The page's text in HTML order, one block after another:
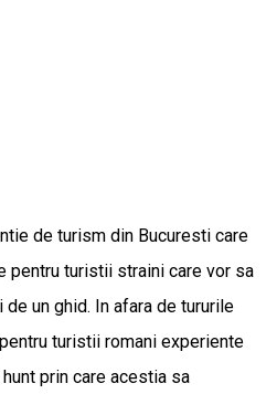
de turism din Bucuresti care
pentru turistii straini care vor sa
un ghid. In afara de tururile
turistii romani experiente
prin care acestia sa